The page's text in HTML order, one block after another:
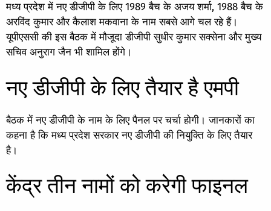
मध्य प्रदेश में नए डीजीपी के लिए 1989 बैच के अजय शर्मा, 1988 बैच के
अरविंद कुमार और कैलाश मकवाना के नाम सबसे आगे चल रहे हैं।
यूपीएससी की इस बैठक में मौजूदा डीजीपी सुधीर कुमार सक्सेना और मुख्य
सचिव अनुराग जैन भी शामिल होंगे।
नए डीजीपी के लिए तैयार है एमपी
बैठक में नए डीजीपी के नाम के लिए पैनल पर चर्चा होगी। जानकारों का
कहना है कि मध्य प्रदेश सरकार नए डीजीपी की नियुक्ति के लिए तैयार
है।
केंद्र तीन नामों को करेगी फाइनल